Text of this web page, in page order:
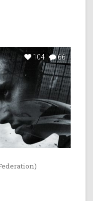
104 66